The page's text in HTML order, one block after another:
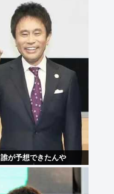
が予想できたんや